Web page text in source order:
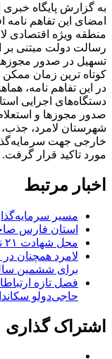
به گزارش پایگاه
امضای این تفاهم نامه
منطقه ویژه اقتصادی
رسالت دولت مبتنی بر
تسهیل در صدور
کوتاه ترین زمان
در این تفاهم نامه،
دستگاه‌های اجرایی
صدور مجوزها و
شهرستان لامرد،
خارجی جهت
مورد تاکید قرار گرفت.
اخبار مرتبط
مسیر
استان فارس
محل شهادت ۲۱ نفر در لامرد در مسیر ثبت ملی قرار گرفت
لامرد همچنان
برای ششمین
فصل تازه
حاجی‌دولو
اشتراک گذاری